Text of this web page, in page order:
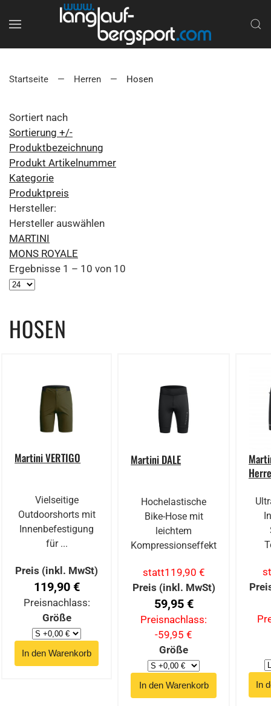
Startseite Herren Hosen
Sortiert nach
Sortierung +/-
Produktbezeichnung
Produkt Artikelnummer
Kategorie
Produktpreis
Hersteller:
Hersteller auswählen
MARTINI
MONS ROYALE
Ergebnisse 1 – 10 von 10
HOSEN
Martini VERTIGO
Vielseitige
Outdoorshorts mit
Innenbefestigung
für ...
Preis (inkl. MwSt)
119,90 €
Preisnachlass:
Größe
Martini DALE
Hochelastische
Bike-Hose mit
leichtem
Kompressionseffekt
statt119,90 €
Preis (inkl. MwSt)
59,95 €
Preisnachlass:
-59,95 €
Größe